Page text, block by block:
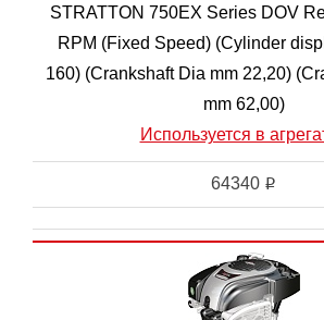
STRATTON 750EX Series DOV
RPM (Fixed Speed) (Cylinder
160) (Crankshaft Dia mm 22,20)
mm 62,00)
Используется в
64340 i